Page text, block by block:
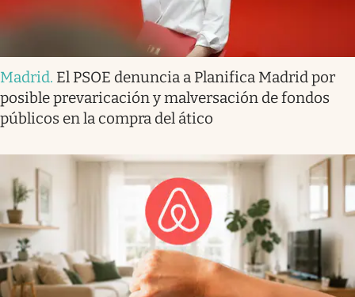
Madrid. El PSOE denuncia a Planifica Madrid por
posible prevaricación y malversación de fondos
públicos en la compra del ático